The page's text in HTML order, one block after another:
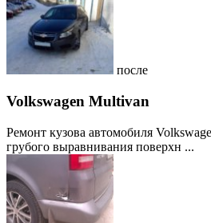
после
Volkswagen Multivan
Ремонт кузова автомобиля
грубого выравнивания поверхн ...